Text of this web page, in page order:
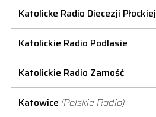
Katolicke Radio Diecezji Płockiej
Katolickie Radio Podlasie
Katolickie Radio Zamość
Katowice (Polskie Radio)